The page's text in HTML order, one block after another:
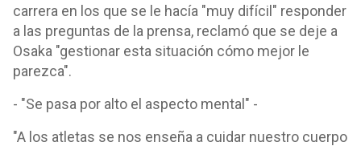
carrera en los que se le hacía "muy difícil" responder
a las preguntas de la prensa, reclamó que se deje a
Osaka "gestionar esta situación cómo mejor le
parezca".
- "Se pasa por alto el aspecto mental" -
"A los atletas se nos enseña a cuidar nuestro cuerpo